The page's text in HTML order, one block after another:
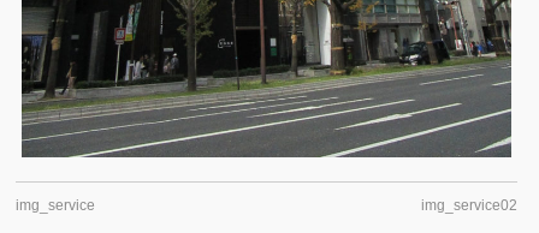
img_service img_service02